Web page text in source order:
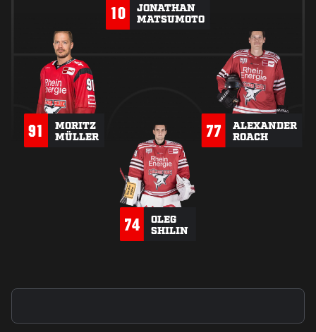
10
JONATHAN
MATSUMOTO
91
MORITZ
MÜLLER
77
ALEXANDER
ROACH
74
OLEG
SHILIN